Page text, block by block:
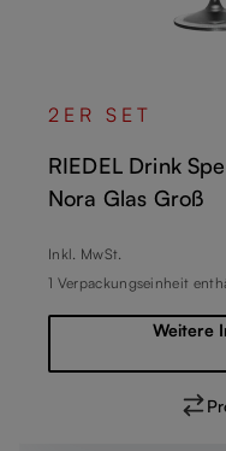
2ER SET
RIEDEL Drink
Nora Glas Groß
Regulärer Preis:
Inkl. MwSt.
1 Verpackungseinheit
Weitere